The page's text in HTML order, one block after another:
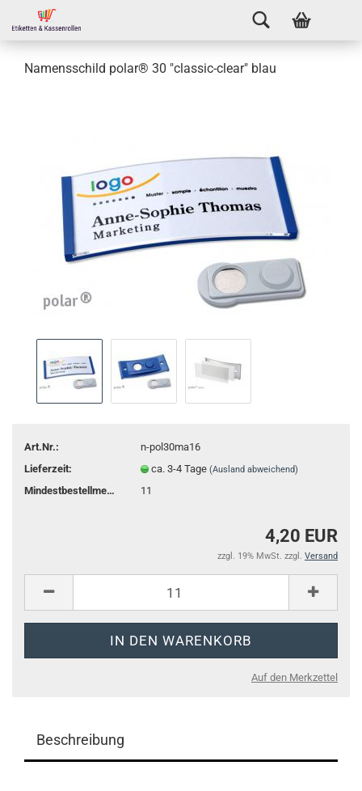
Namensschild polar® 30 "classic-clear" blau
Art.Nr.:
n-pol30ma16
Lieferzeit:
ca. 3-4 Tage(Ausland abweichend)
Mindestbestellmenge: 11
4,20 EUR
zzgl. 19% MwSt. zzgl. Versand
Auf den Merkzettel
Beschreibung